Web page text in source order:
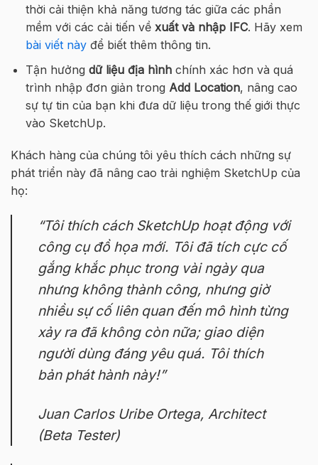
thời cải thiện khả năng tương tác giữa các phần
mềm với các cải tiến về xuất và nhập IFC. Hãy xem
bài viết nàyđể biết thêm thông tin.
Tận hưởng dữ liệu địa hìnhchính xác hơn và quá
trình nhập đơn giản trong Add Location, nâng cao
sự tự tin của bạn khi đưa dữ liệu trong thế giới thực
vào SketchUp.
Khách hàng của chúng tôi yêu thích cách những sự
phát triển này đã nâng cao trải nghiệm SketchUp của
họ:
“Tôi thích cách SketchUp hoạt động với
công cụ đồ họa mới. Tôi đã tích cực cố
gắng khắc phục trong vài ngày qua
nhưng không thành công, nhưng giờ
nhiều sự cố liên quan đến mô hình từng
xảy ra đã không còn nữa; giao diện
người dùng đáng yêu quá. Tôi thích
bản phát hành này!”
Juan Carlos Uribe Ortega, Architect
(Beta Tester)